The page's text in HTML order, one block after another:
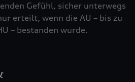
Gefühl, sicher unterwegs
erteilt, wenn die AU – bis zu
– bestanden wurde.